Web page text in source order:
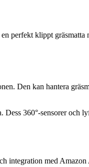
perfekt klippt
Den kan hantera
360°-sensorer och
integration med